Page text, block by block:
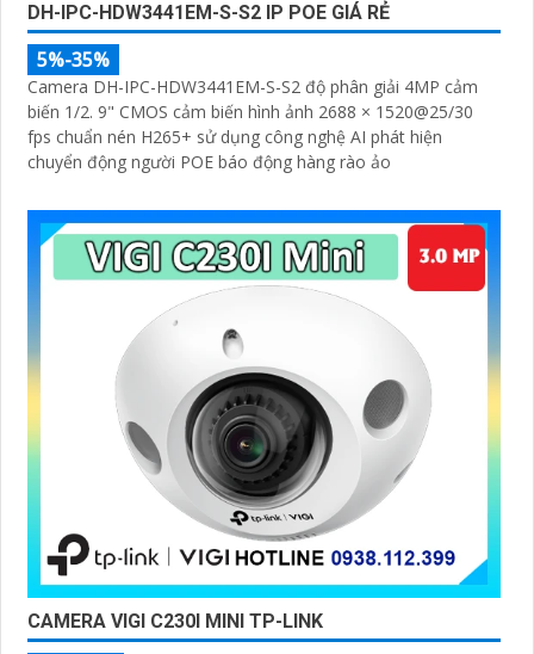
DH-IPC-HDW3441EM-S-S2 IP POE GIÁ RẺ
5%-35%
Camera DH-IPC-HDW3441EM-S-S2 độ phân giải 4MP cảm
biến 1/2. 9" CMOS cảm biến hình ảnh 2688 × 1520@25/30
fps chuẩn nén H265+ sử dụng công nghệ AI phát hiện
chuyển động người POE báo động hàng rào ảo
CAMERA VIGI C230I MINI TP-LINK